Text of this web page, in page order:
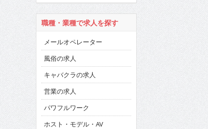
職種・業種で求人を探す
メールオペレーター
風俗の求人
キャバクラの求人
営業の求人
パワフルワーク
ホスト・モデル・AV